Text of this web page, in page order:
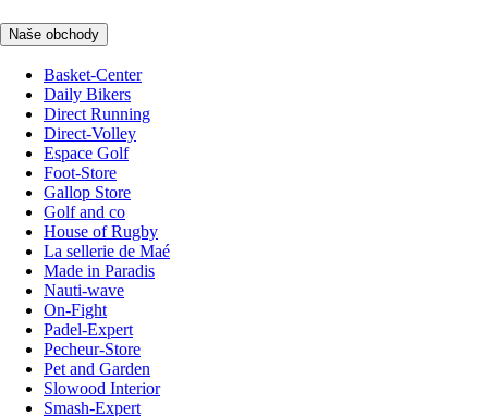
Naše obchody
Basket-Center
Daily Bikers
Direct Running
Direct-Volley
Espace Golf
Foot-Store
Gallop Store
Golf and co
House of Rugby
La sellerie de Maé
Made in Paradis
Nauti-wave
On-Fight
Padel-Expert
Pecheur-Store
Pet and Garden
Slowood Interior
Smash-Expert